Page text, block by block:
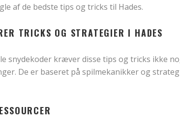
af de bedste tips og tricks til Hades.
TRICKS OG STRATEGIER I HADES
snydekoder kræver disse tips og tricks ikke
De er baseret på spilmekanikker og